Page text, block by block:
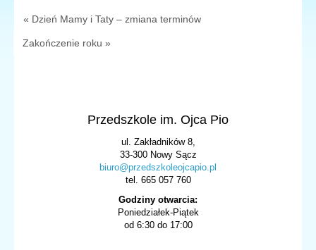
« Dzień Mamy i Taty – zmiana terminów
Zakończenie roku »
Przedszkole im. Ojca Pio
ul. Zakładników 8,
33-300 Nowy Sącz
biuro@przedszkoleojcapio.pl
tel. 665 057 760
Godziny otwarcia:
Poniedziałek-Piątek
od 6:30 do 17:00